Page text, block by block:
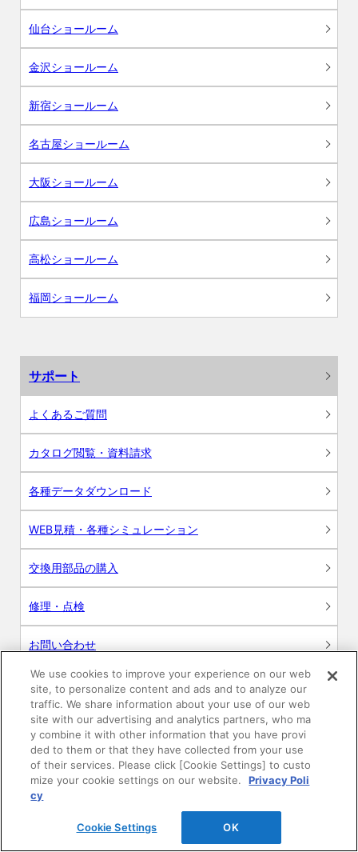
仙台ショールーム
金沢ショールーム
新宿ショールーム
名古屋ショールーム
大阪ショールーム
広島ショールーム
高松ショールーム
福岡ショールーム
サポート
よくあるご質問
カタログ閲覧・資料請求
各種データダウンロード
WEB見積・各種シミュレーション
交換用部品の購入
修理・点検
お問い合わせ
ログイン
建築・設計関係者様向けサイト
ユーザー登録サービス
WEB見積システム
収納プランニングソフト
We use cookies to improve your experience on our web
site, to personalize content and ads and to analyze our
traffic. We share information about your use of our web
site with our advertising and analytics partners, who ma
y combine it with other information that you have provi
ded to them or that they have collected from your use
of their services. Please click [Cookie Settings] to custo
mize your cookie settings on our website.
Privacy Poli
cy
Cookie Settings OK